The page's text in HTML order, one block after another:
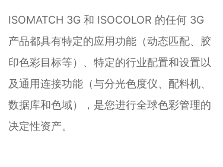
ISOMATCH 3G 和 ISOCOLOR 的任何 3G
产品都具有特定的应用功能（动态匹配、胶
印色彩目标等）、特定的行业配置和设置以
及通用连接功能（与分光色度仪、配料机、
数据库和色域），是您进行全球色彩管理的
决定性资产。